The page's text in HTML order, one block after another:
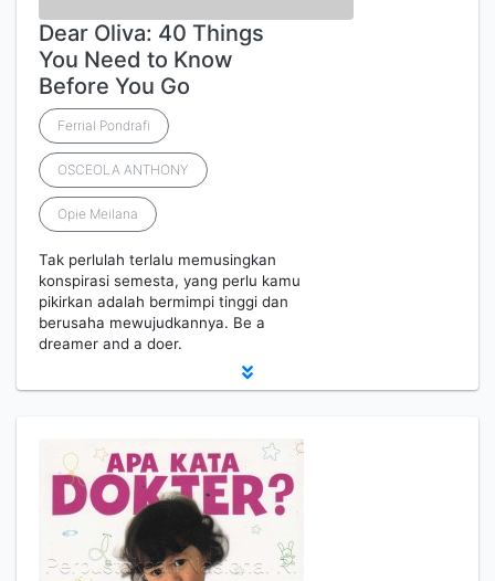
Dear Oliva: 40 Things
You Need to Know
Before You Go
Ferrial Pondrafi
OSCEOLA ANTHONY
Opie Meilana
Tak perlulah terlalu memusingkan
konspirasi semesta, yang perlu kamu
pikirkan adalah bermimpi tinggi dan
berusaha mewujudkannya. Be a
dreamer and a doer.